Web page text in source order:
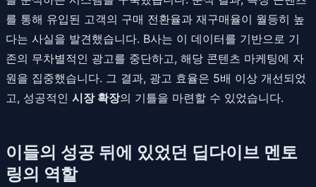
를 통해 유입된 고객의 구매 전환율과 재구매율이 월등히 높
다는 사실을 발견했습니다. B사는 이 데이터를 기반으로 기
존의 무차별적인 광고를 중단하고, 해당 콘텐츠 마케팅에 자
원을 집중했습니다. 그 결과, 광고 효율은 5배 이상 개선되었
고, 성공적인 시장 확장의 기틀을 마련할 수 있었습니다.
이들의 성공 뒤에 있었던 딥다이브 멘토
링의 역할